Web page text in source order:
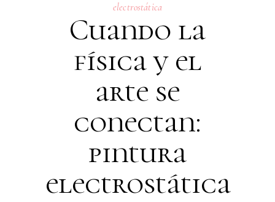
electrostática
Cuando la
física y el
arte se
conectan:
pintura
electrostática